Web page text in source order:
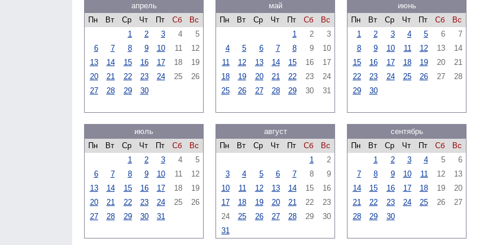
апрель
Пн
Вт Ср Чт Пт Сб
Вс
1
2 3 4
5
6
7 8 9 10 11
12
13
14 15 16 17 18
19
20
21 22 23 24 25
26
27
28 29 30
май
Пн
Вт Ср Чт Пт Сб
Вс
1
2
3
4
5 6 7 8 9
10
11
12 13 14 15 16
17
18
19 20 21 22 23
24
25
26 27 28 29 30 31
июнь
Пн
Вт Ср Чт Пт Сб
Вс
1
2 3 4 5 6
7
8
9 10 11 12 13
14
15
16 17 18 19 20
21
22
23 24 25 26 27
28
29
30
июль
Пн
Вт Ср Чт Пт Сб
Вс
1
2 3 4
5
6
7 8 9 10 11
12
13
14 15 16 17 18
19
20
21 22 23 24 25
26
27
28 29 30 31
август
Пн
Вт Ср Чт Пт Сб
Вс
1
2
3
4 5 6 7 8
9
10
11 12 13 14 15
16
17
18 19 20 21 22
23
24
25 26 27 28 29
30
31
сентябрь
Пн
Вт Ср Чт Пт Сб
Вс
1
2 3 4 5
6
7
8 9 10 11 12
13
14
15 16 17 18 19
20
21
22 23 24 25 26
27
28
29 30